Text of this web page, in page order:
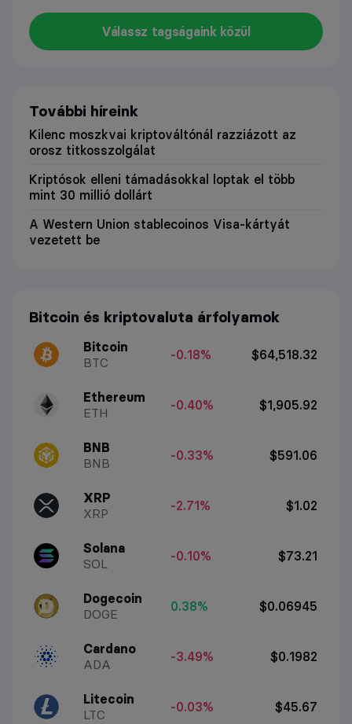
Válassz tagságaink közül
További híreink
Kilenc moszkvai kriptováltónál razziázott az
orosz titkosszolgálat
Kriptósok elleni támadásokkal loptak el több
mint 30 millió dollárt
A Western Union stablecoinos Visa-kártyát
vezetett be
Bitcoin és kriptovaluta árfolyamok
Bitcoin
BTC
-0.18% $64,518.32
Ethereum
ETH
-0.40% $1,905.92
BNB
BNB
-0.33% $591.06
XRP
XRP
-2.71% $1.02
Solana
SOL
-0.10% $73.21
Dogecoin
DOGE
0.38% $0.06945
Cardano
ADA
-3.49% $0.1982
Litecoin
LTC
-0.03% $45.67